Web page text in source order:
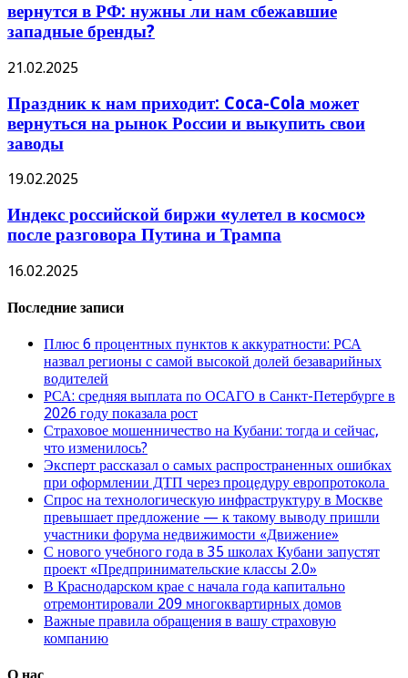
вернутся в РФ: нужны ли нам сбежавшие
западные бренды?
21.02.2025
Праздник к нам приходит: Coca-Cola может
вернуться на рынок России и выкупить свои
заводы
19.02.2025
Индекс российской биржи «улетел в космос»
после разговора Путина и Трампа
16.02.2025
Последние записи
Плюс 6 процентных пунктов к аккуратности: РСА
назвал регионы с самой высокой долей безаварийных
водителей
РСА: средняя выплата по ОСАГО в Санкт-Петербурге в
2026 году показала рост
Страховое мошенничество на Кубани: тогда и сейчас,
что изменилось?
Эксперт рассказал о самых распространенных ошибках
при оформлении ДТП через процедуру европротокола
Спрос на технологическую инфраструктуру в Москве
превышает предложение — к такому выводу пришли
участники форума недвижимости «Движение»
С нового учебного года в 35 школах Кубани запустят
проект «Предпринимательские классы 2.0»
В Краснодарском крае с начала года капитально
отремонтировали 209 многоквартирных домов
Важные правила обращения в вашу страховую
компанию